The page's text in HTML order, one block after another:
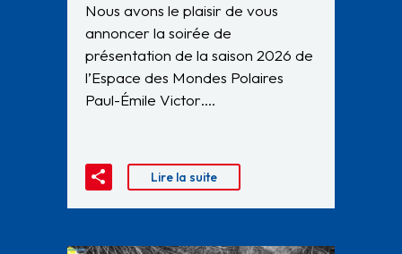
Nous avons le plaisir de vous
annoncer la soirée de
présentation de la saison 2026 de
l’Espace des Mondes Polaires
Paul-Émile Victor….
Lire la suite